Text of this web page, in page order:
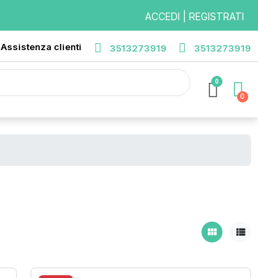
ACCEDI | REGISTRATI
Assistenza clienti 3513273919 3513273919
0
view_module view_list